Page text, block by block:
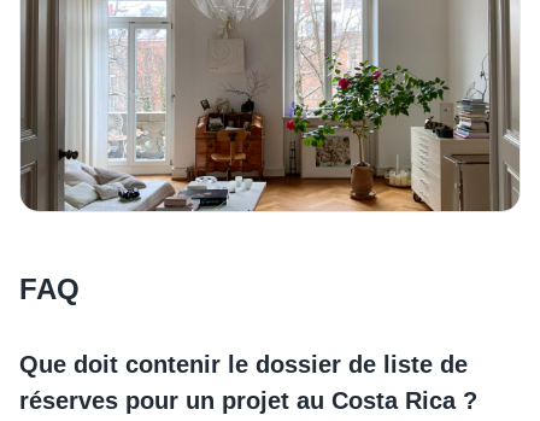
FAQ
Que doit contenir le dossier de liste de
réserves pour un projet au Costa Rica ?